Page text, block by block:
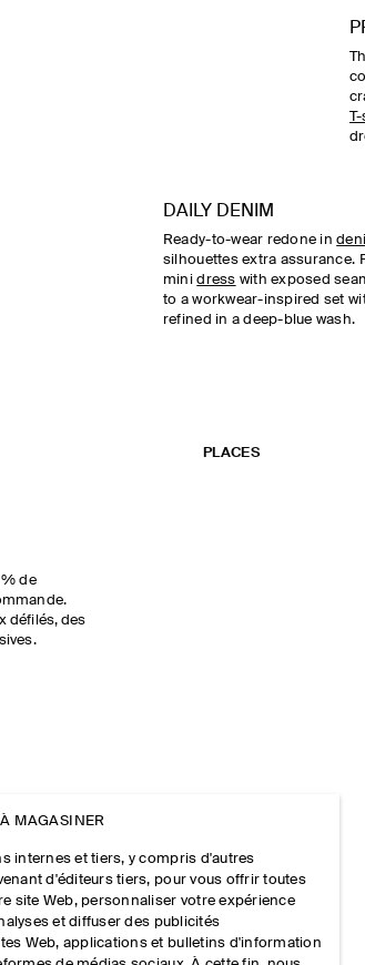
DAILY DENIM
Ready-to-wear redone in
silhouettes extra assurance.
minidress with exposed
to a workwear-inspired set
refined in a deep-blue wash.
PLACES
% de
défilés, des
MAGASINER
internes et tiers, y compris d'autres
d'éditeurs tiers, pour vous offrir toutes
site Web, personnaliser votre expérience
et diffuser des publicités
Web, applications et bulletins d'information